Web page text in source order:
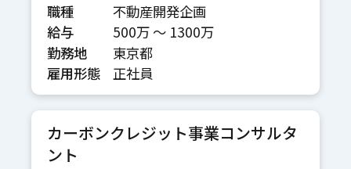
職種
不動産開発企画
給与
500万 〜 1300万
勤務地
東京都
雇用形態
正社員
カーボンクレジット事業コンサルタ
ント